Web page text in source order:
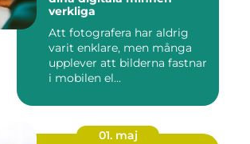
verkliga
Att fotografera har aldrig
varit enklare, men många
upplever att bilderna fastnar
i mobilen el...
01. maj